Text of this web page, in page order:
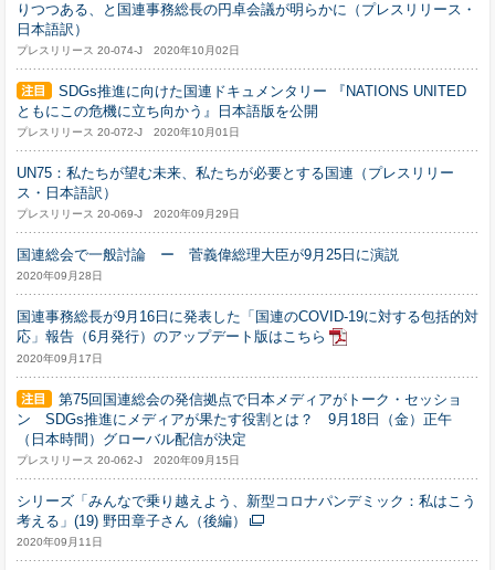
りつつある、と国連事務総長の円卓会議が明らかに（プレスリリース・
日本語訳）
プレスリリース 20-074-J 2020年10月02日
SDGs推進に向けた国連ドキュメンタリー 『NATIONS UNITED
ともにこの危機に立ち向かう』日本語版を公開
プレスリリース 20-072-J 2020年10月01日
UN75：私たちが望む未来、私たちが必要とする国連（プレスリリー
ス・日本語訳）
プレスリリース 20-069-J 2020年09月29日
国連総会で一般討論 ー 菅義偉総理大臣が9月25日に演説
2020年09月28日
国連事務総長が9月16日に発表した「国連のCOVID-19に対する包括的対
応」報告（6月発行）のアップデート版はこちら
2020年09月17日
第75回国連総会の発信拠点で日本メディアがトーク・セッショ
ン SDGs推進にメディアが果たす役割とは？ 9月18日（金）正午
（日本時間）グローバル配信が決定
プレスリリース 20-062-J 2020年09月15日
シリーズ「みんなで乗り越えよう、新型コロナパンデミック：私はこう
考える」(19) 野田章子さん（後編）
2020年09月11日